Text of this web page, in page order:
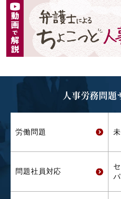
人事労務問題
労働問題
問題社員対応